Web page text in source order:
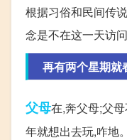
根据习俗和民间传
念是不在这一天访
再有两个星期就
父母在,奔父母;父
年就想出去玩,咋地